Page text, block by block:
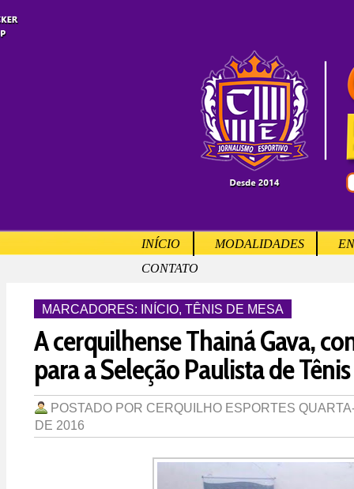
INÍCIO MODALIDADES
CONTATO
MARCADORES: INÍCIO, TÊNIS DE MESA
A cerquilhense Thainá Gava,
para a Seleção Paulista de
POSTADO POR CERQUILHO ESPORTES
DE 2016